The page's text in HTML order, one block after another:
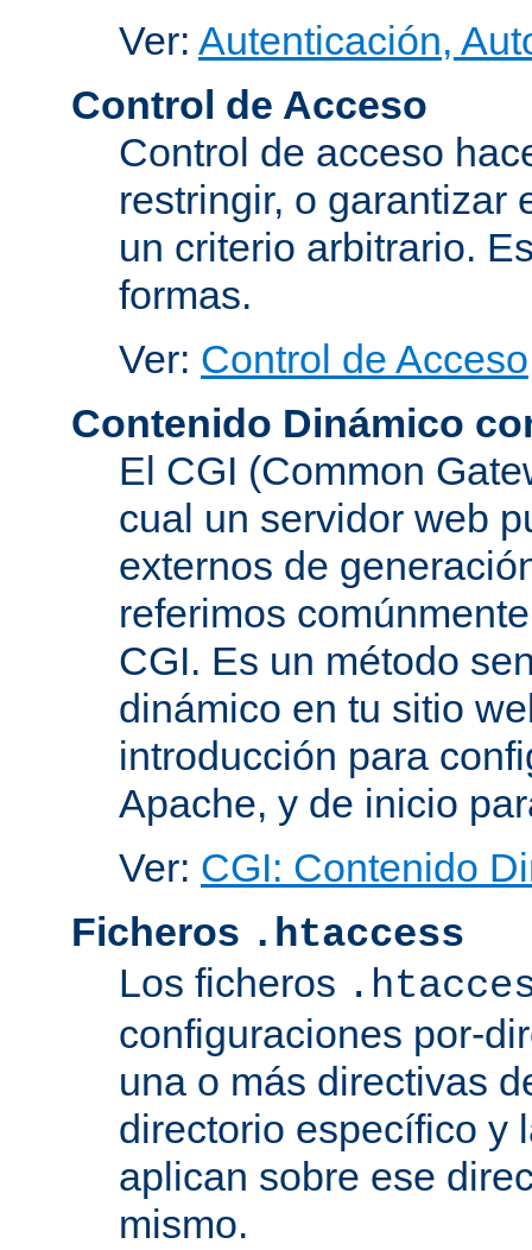
Ver: Autenticación,
Control de Acceso
Control de acceso
restringir, o garantizar
un criterio arbitrario.
formas.
Ver: Control de Acceso
Contenido Dinámico
El CGI (Common
cual un servidor web
externos de
referimos
CGI. Es un método
dinámico en tu sitio
introducción para
Apache, y de inicio
Ver: CGI: Contenido
Ficheros .htaccess
Los ficheros
configuraciones por-
una o más directivas
directorio específico y
aplican sobre ese
mismo.